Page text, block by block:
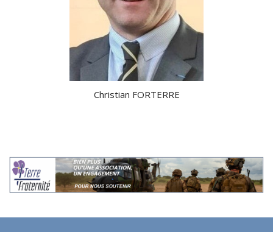
Christian FORTERRE